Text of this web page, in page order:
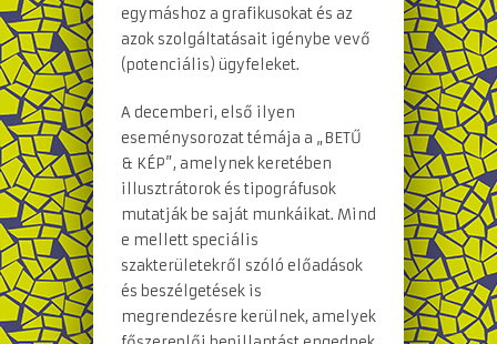
egymáshoz a grafikusokat és az
azok szolgáltatásait igénybe vevő
(potenciális) ügyfeleket.
A decemberi, első ilyen
eseménysorozat témája a „BETŰ
& KÉP”, amelynek keretében
illusztrátorok és tipográfusok
mutatják be saját munkáikat. Mind
e mellett speciális
szakterületekről szóló előadások
és beszélgetések is
megrendezésre kerülnek, amelyek